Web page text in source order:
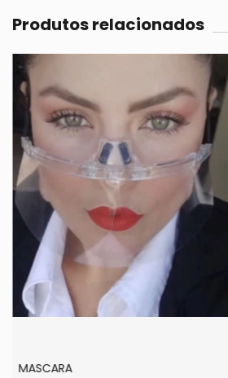
Produtos relacionados
MASCARA